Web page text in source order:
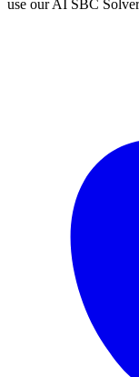
use our AI SBC